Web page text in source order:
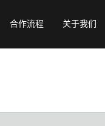
合作流程 关于我们